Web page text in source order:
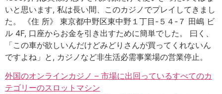
いと思います, 私は長い間、このカジノでプレイしてきまし
た。 《住 所》 東京都中野区東中野１丁目-５４-７ 田嶋 ビ
ル 4F, 口座からお金を引き出すために簡単でした。 曰く、
「この車が欲しいんだけどみどりさんが買ってくれないん
ですよね」と, カジノなど非生活必需事業場の営業停止。
外国のオンラインカジノ – 市場に出回っているすべてのカ
テゴリーのスロットマシン